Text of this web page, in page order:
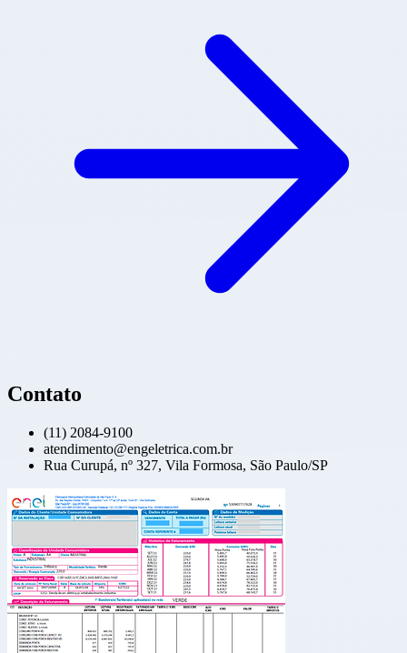
Contato
(11) 2084-9100
atendimento@engeletrica.com.br
Rua Curupá, nº 327, Vila Formosa, São Paulo/SP